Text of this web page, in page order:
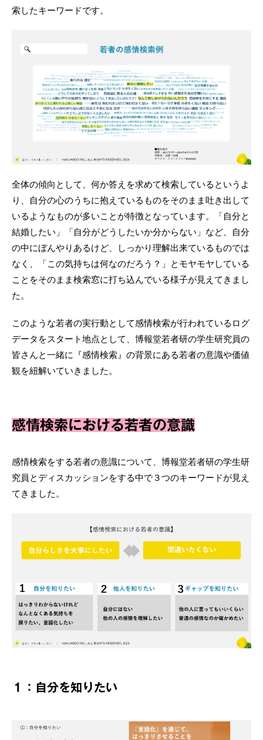
索したキーワードです。
全体の傾向として、何か答えを求めて検索しているというよ
り、自分の心のうちに抱えているものをそのまま吐き出して
いるようなものが多いことが特徴となっています。「自分と
結婚したい」「自分がどうしたいか分からない」など、自分
の中にぼんやりあるけど、しっかり理解出来ているものでは
なく、「この気持ちは何なのだろう？」とモヤモヤしている
ことをそのまま検索窓に打ち込んでいる様子が見えてきまし
た。
このような若者の実行動として感情検索が行われているログ
データをスタート地点として、博報堂若者研の学生研究員の
皆さんと一緒に『感情検索』の背景にある若者の意識や価値
観を紐解いていきました。
感情検索における若者の意識
感情検索をする若者の意識について、博報堂若者研の学生研
究員とディスカッションをする中で３つのキーワードが見え
てきました。
１：自分を知りたい